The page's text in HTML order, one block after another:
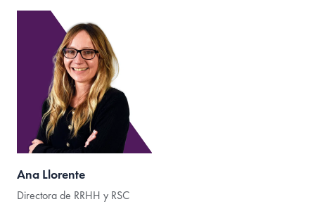
Ana Llorente
Directora de RRHH y RSC